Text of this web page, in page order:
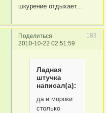
шкурение отдыхает...
Поделиться
183
2010-10-22 02:51:59
Ладная
штучка
написал(а):
да и мороки
столько